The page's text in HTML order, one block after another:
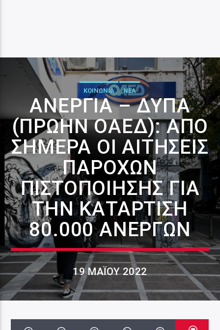
ΚΟΙΝΩΝΙΑ ΝΕΑ
ΑΝΕΡΓΊΑ – ΔΥΠΑ
(ΠΡΏΗΝ ΟΑΕΔ): ΑΠΌ
ΣΉΜΕΡΑ ΟΙ ΑΙΤΉΣΕΙΣ
ΠΑΡΌΧΩΝ
ΠΙΣΤΟΠΟΊΗΣΗΣ ΓΙΑ
ΤΗΝ ΚΑΤΆΡΤΙΣΗ
80.000 ΑΝΈΡΓΩΝ
19 ΜΑΪ́ΟΥ 2022